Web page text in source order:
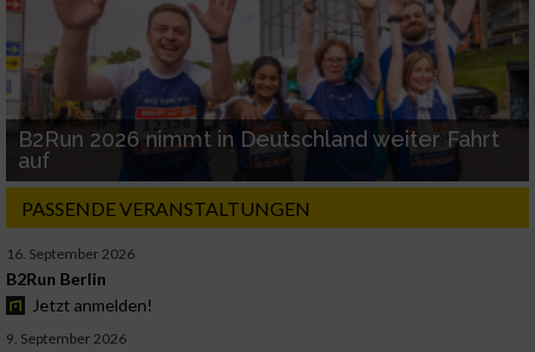
B2Run 2026 nimmt in Deutschland weiter Fahrt
auf
PASSENDE VERANSTALTUNGEN
16. September 2026
B2Run Berlin
Jetzt anmelden!
9. September 2026